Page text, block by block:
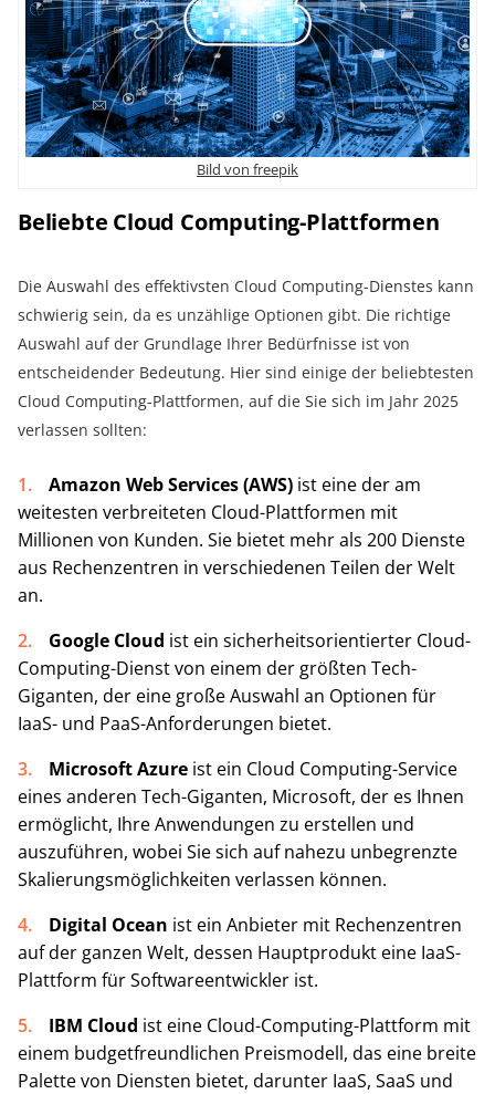
Bild von freepik
Beliebte Cloud Computing-Plattformen
Die Auswahl des effektivsten Cloud Computing-Dienstes kann
schwierig sein, da es unzählige Optionen gibt. Die richtige
Auswahl auf der Grundlage Ihrer Bedürfnisse ist von
entscheidender Bedeutung. Hier sind einige der beliebtesten
Cloud Computing-Plattformen, auf die Sie sich im Jahr 2025
verlassen sollten:
Amazon Web Services (AWS) ist eine der am
weitesten verbreiteten Cloud-Plattformen mit
Millionen von Kunden. Sie bietet mehr als 200 Dienste
aus Rechenzentren in verschiedenen Teilen der Welt
an.
Google Cloud ist ein sicherheitsorientierter Cloud-
Computing-Dienst von einem der größten Tech-
Giganten, der eine große Auswahl an Optionen für
IaaS- und PaaS-Anforderungen bietet.
Microsoft Azure ist ein Cloud Computing-Service
eines anderen Tech-Giganten, Microsoft, der es Ihnen
ermöglicht, Ihre Anwendungen zu erstellen und
auszuführen, wobei Sie sich auf nahezu unbegrenzte
Skalierungsmöglichkeiten verlassen können.
Digital Ocean ist ein Anbieter mit Rechenzentren
auf der ganzen Welt, dessen Hauptprodukt eine IaaS-
Plattform für Softwareentwickler ist.
IBM Cloud ist eine Cloud-Computing-Plattform mit
einem budgetfreundlichen Preismodell, das eine breite
Palette von Diensten bietet, darunter IaaS, SaaS und